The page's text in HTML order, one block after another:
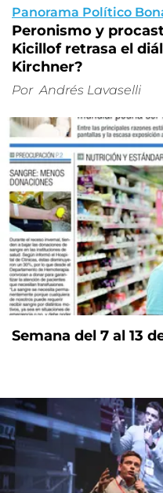
Panorama Político
Peronismo y
Kicillof retrasa el
Kirchner?
Por Andrés Lavaselli
Semana del 7 al 13